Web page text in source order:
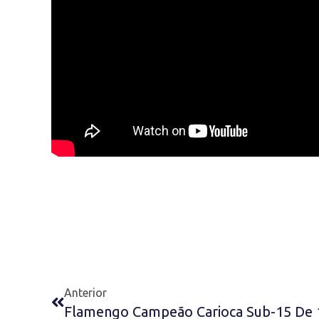
Anterior
Flamengo Campeão Carioca Sub-15 De